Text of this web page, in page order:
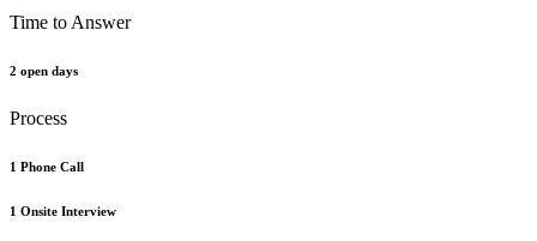
Time to Answer
2 open days
Process
1 Phone Call
1 Onsite Interview